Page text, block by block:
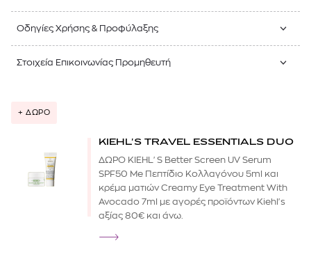
Οδηγίες Χρήσης & Προφύλαξης
Στοιχεία Επικοινωνίας Προμηθευτή
+ ΔΩΡΟ
KIEHL'S TRAVEL ESSENTIALS DUO
ΔΩΡΟ KIEHL'S Better Screen UV Serum
SPF50 Me Πεπτίδιο Κολλαγόνου 5ml και
κρέμα ματιών Creamy Eye Treatment With
Avocado 7ml με αγορές προϊόντων Kiehl's
αξίας 80€ και άνω.